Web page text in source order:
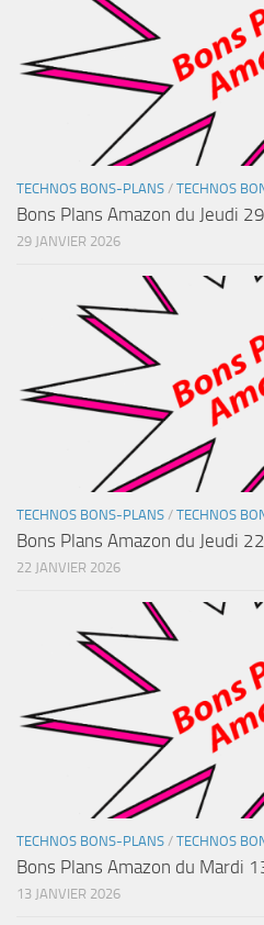
TECHNOS BONS-PLANS / TECHNOS
Bons Plans Amazon du Jeudi
29 JANVIER 2026
TECHNOS BONS-PLANS / TECHNOS
Bons Plans Amazon du Jeudi
22 JANVIER 2026
TECHNOS BONS-PLANS / TECHNOS
Bons Plans Amazon du Mardi
13 JANVIER 2026